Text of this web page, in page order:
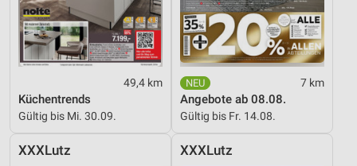
49,4 km
Küchentrends
Gültig bis Mi. 30.09.
7 km
Angebote ab 08.08.
Gültig bis Fr. 14.08.
XXXLutz XXXLutz